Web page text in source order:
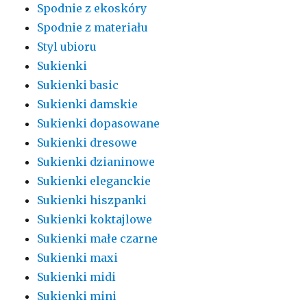
Spodnie z ekoskóry
Spodnie z materiału
Styl ubioru
Sukienki
Sukienki basic
Sukienki damskie
Sukienki dopasowane
Sukienki dresowe
Sukienki dzianinowe
Sukienki eleganckie
Sukienki hiszpanki
Sukienki koktajlowe
Sukienki małe czarne
Sukienki maxi
Sukienki midi
Sukienki mini